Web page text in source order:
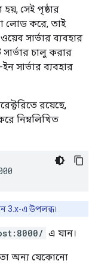
সেই পৃষ্ঠার
লোড করে, তাই
সার্ভার ব্যবহার
চালু করার
সার্ভার ব্যবহার
রয়েছে,
নিম্নলিখিত
3.x-এ উপলব্ধ।
এ যান।
অন্য যেকোনো